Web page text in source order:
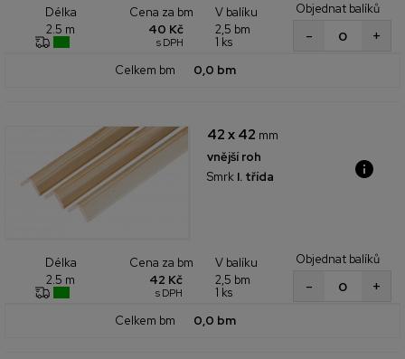
Délka
2.5 m
Cena za bm
40 Kč
s DPH
V balíku
2,5 bm
1 ks
Objednat balíků
+
-
Celkem bm 0,0 bm
42 x 42 mm
vnější roh
Smrk I. třída
Délka
2.5 m
Cena za bm
42 Kč
s DPH
V balíku
2,5 bm
1 ks
Objednat balíků
+
-
Celkem bm 0,0 bm